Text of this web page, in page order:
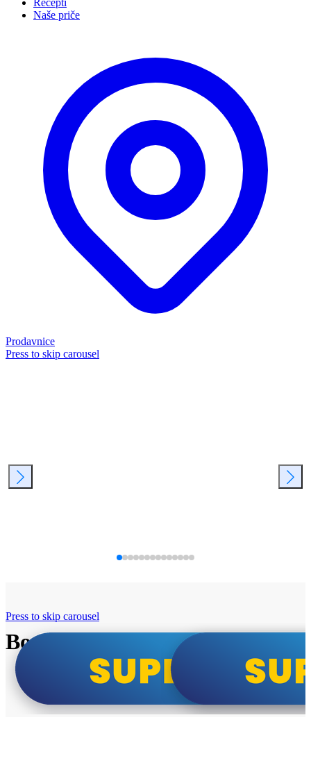
Recepti
Naše priče
Prodavnice
Press to skip carousel
Bosch super cene
Press to skip carousel